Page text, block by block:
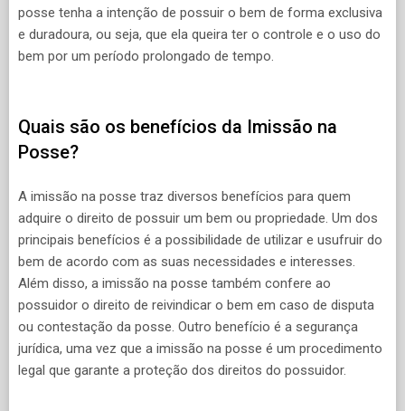
posse tenha a intenção de possuir o bem de forma exclusiva
e duradoura, ou seja, que ela queira ter o controle e o uso do
bem por um período prolongado de tempo.
Quais são os benefícios da Imissão na
Posse?
A imissão na posse traz diversos benefícios para quem
adquire o direito de possuir um bem ou propriedade. Um dos
principais benefícios é a possibilidade de utilizar e usufruir do
bem de acordo com as suas necessidades e interesses.
Além disso, a imissão na posse também confere ao
possuidor o direito de reivindicar o bem em caso de disputa
ou contestação da posse. Outro benefício é a segurança
jurídica, uma vez que a imissão na posse é um procedimento
legal que garante a proteção dos direitos do possuidor.